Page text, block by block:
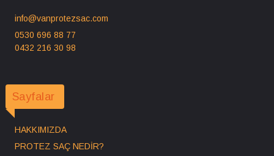
info@vanprotezsac.com
0530 696 88 77
0432 216 30 98
Sayfalar
HAKKIMIZDA
PROTEZ SAÇ NEDİR?